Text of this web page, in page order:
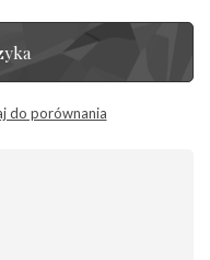
do porównania